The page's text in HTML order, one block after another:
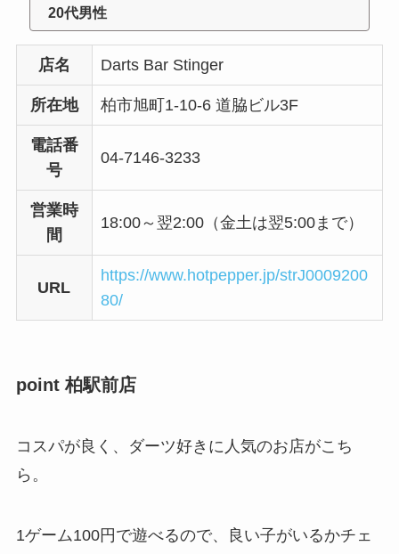
20代男性
店名 Darts Bar Stinger
所在地 柏市旭町1-10-6 道脇ビル3F
電話番
号
04-7146-3233
営業時
間
18:00～翌2:00（金土は翌5:00まで）
URL
https://www.hotpepper.jp/strJ0009200
80/
point 柏駅前店
コスパが良く、ダーツ好きに人気のお店がこち
ら。
1ゲーム100円で遊べるので、良い子がいるかチェ